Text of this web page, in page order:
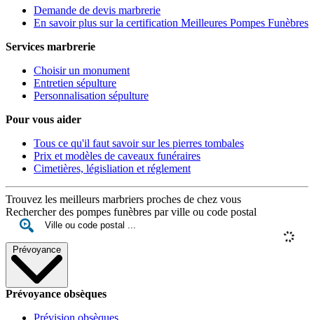
Demande de devis marbrerie
En savoir plus sur la certification Meilleures Pompes Funèbres
Services marbrerie
Choisir un monument
Entretien sépulture
Personnalisation sépulture
Pour vous aider
Tous ce qu'il faut savoir sur les pierres tombales
Prix et modèles de caveaux funéraires
Cimetières, législiation et réglement
Trouvez les meilleurs marbriers proches de chez vous
Rechercher des pompes funèbres par ville ou code postal
Prévoyance
Prévoyance obsèques
Prévision obsèques